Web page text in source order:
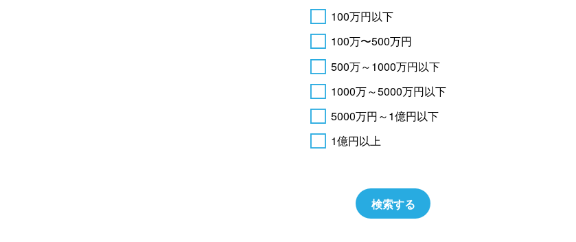
100万円以下
100万〜500万円
500万～1000万円以下
1000万～5000万円以下
5000万円～1億円以下
1億円以上